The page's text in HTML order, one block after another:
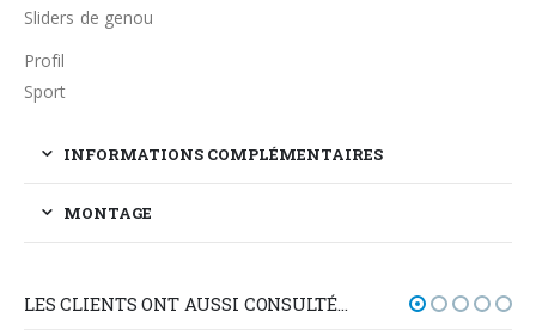
Sliders de genou
Profil
Sport
INFORMATIONS COMPLÉMENTAIRES
MONTAGE
LES CLIENTS ONT AUSSI CONSULTÉ…